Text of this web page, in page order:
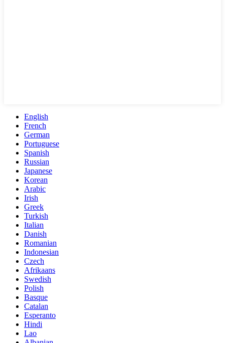
English
French
German
Portuguese
Spanish
Russian
Japanese
Korean
Arabic
Irish
Greek
Turkish
Italian
Danish
Romanian
Indonesian
Czech
Afrikaans
Swedish
Polish
Basque
Catalan
Esperanto
Hindi
Lao